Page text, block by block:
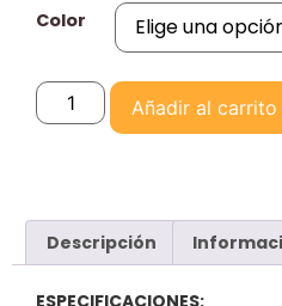
Color
Añadir al carrito
Descripción